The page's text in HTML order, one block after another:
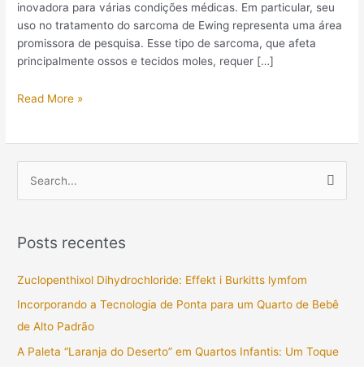
inovadora para várias condições médicas. Em particular, seu
uso no tratamento do sarcoma de Ewing representa uma área
promissora de pesquisa. Esse tipo de sarcoma, que afeta
principalmente ossos e tecidos moles, requer […]
fentanil
Read More »
q
r
Posts recentes
Zuclopenthixol Dihydrochloride: Effekt i Burkitts lymfom
Incorporando a Tecnologia de Ponta para um Quarto de Bebê
de Alto Padrão
A Paleta “Laranja do Deserto” em Quartos Infantis: Um Toque